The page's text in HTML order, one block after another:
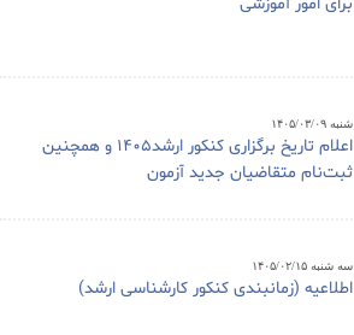
شنبه ۱۴۰۵/۰۳/۰۹
اعلام تاریخ برگزاری کنکور ارشد1405 و همچنین
ثبت‌نام متقاضیان جدید آزمون
سه شنبه ۱۴۰۵/۰۲/۱۵
اطلاعیه (زمانبندی کنکور کارشناسی ارشد)